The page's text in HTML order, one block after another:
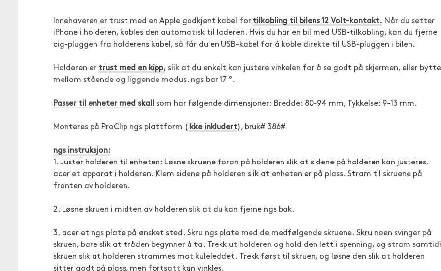
Innehaveren er trust med en Apple godkjent kabel for tilkobling til bilens 12 Volt-kontakt. Når du setter
iPhone i holderen, kobles den automatisk til laderen. Hvis du har en bil med USB-tilkobling, kan du fjerne
cig-pluggen fra holderens kabel, så får du en USB-kabel for å koble direkte til USB-pluggen i bilen.
Holderen er trust med en kipp, slik at du enkelt kan justere vinkelen for å se godt på skjermen, eller bytte
mellom stående og liggende modus. ngs bar 17 °.
Passer til enheter med skall som har følgende dimensjoner: Bredde: 80-94 mm, Tykkelse: 9-13 mm.
Monteres på ProClip ngs plattform (ikke inkludert), bruk# 386#
ngs instruksjon:
1. Juster holderen til enheten: Løsne skruene foran på holderen slik at sidene på holderen kan justeres.
acer et apparat i holderen. Klem sidene på holderen slik at enheten er på plass. Stram til skruene på
fronten av holderen.
2. Løsne skruen i midten av holderen slik at du kan fjerne ngs bak.
3. acer et ngs plate på ønsket sted. Skru ngs plate med de medfølgende skruene. Skru noen svinger på
skruen, bare slik at tråden begynner å ta. Trekk ut holderen og hold den lett i spenning, og stram
skruen slik at holderen strammes mot kuleleddet. Trekk først til skruen, og løsne den slik at holderen
sitter godt på plass, men fortsatt kan vinkles.